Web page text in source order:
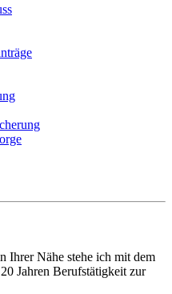
Ihrer Nähe stehe ich mit dem
Jahren Berufstätigkeit zur